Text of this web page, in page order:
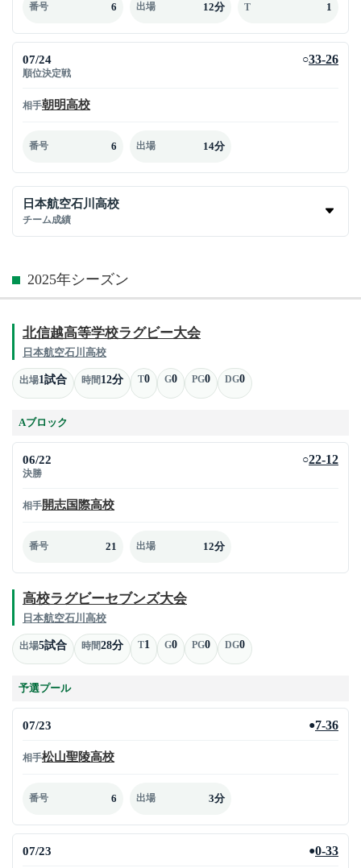
番号 6 出場 12分 T 1
07/24
順位決定戦
○33-26
相手朝明高校
番号 6 出場 14分
日本航空石川高校
チーム成績
2025年シーズン
北信越高等学校ラグビー大会
日本航空石川高校
出場1試合 時間12分 T0 G0 PG0 DG0
Aブロック
06/22
決勝
○22-12
相手開志国際高校
番号 21 出場 12分
高校ラグビーセブンズ大会
日本航空石川高校
出場5試合 時間28分 T1 G0 PG0 DG0
予選プール
07/23 ●7-36
相手松山聖陵高校
番号 6 出場 3分
07/23 ●0-33